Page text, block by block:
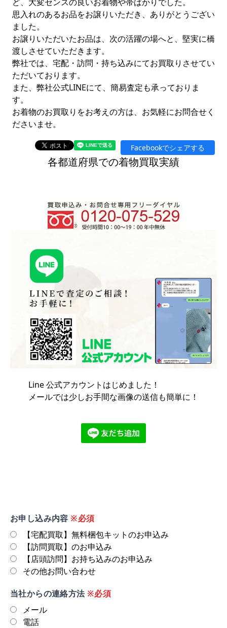
思入れのあるお品をお譲りいただき、ありがとうござい
ました。
お譲りいただいたお品は、次の活躍の場へと、堅実に橋
渡しさせていただきます。
弊社では、宅配・訪問・持ち込みにてお買取りさせてい
ただいております。
また、弊社公式LINEにて、簡易査定も承っておりま
す。
お着物のお買取りをお考えの方は、お気軽にお問合せく
ださいませ。
Facebookでシェアする
各都道府県での着物買取実績
Line 公式アカウントはじめました！
メールでは少しお手間な画像の送信も簡単に！
お申し込み内容 ※必須
【宅配買取】無料梱包キットのお申込み
【訪問買取】のお申込み
【店頭訪問】お持ち込みのお申込み
その他お問い合わせ
当社からの連絡方法※必須
メール
電話